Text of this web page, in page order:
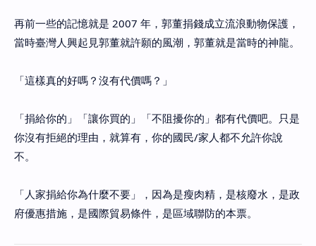
再前一些的記憶就是 2007 年，郭董捐錢成立流浪動物保護，
當時臺灣人興起見郭董就許願的風潮，郭董就是當時的神龍。
「這樣真的好嗎？沒有代價嗎？」
「捐給你的」「讓你買的」「不阻擾你的」都有代價吧。只是
你沒有拒絕的理由，就算有，你的國民/家人都不允許你說
不。
「人家捐給你為什麼不要」，因為是瘦肉精，是核廢水，是政
府優惠措施，是國際貿易條件，是區域聯防的本票。